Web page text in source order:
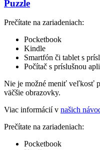
Puzzle
Prečítate na zariadeniach:
Pocketbook
Kindle
Smartfón či tablet s
Počítač s príslušnou
Nie je možné meniť veľkosť
väčšie obrazovky.
Viac informácií v našich
Prečítate na zariadeniach:
Pocketbook